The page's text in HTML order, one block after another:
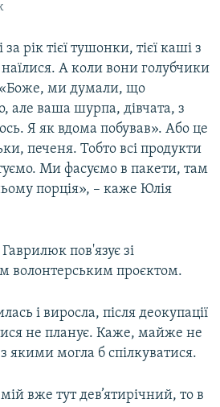
рік тієї тушонки, тієї каші з
А коли вони голубчики
ми думали, що
але ваша шурпа, дівчата, з
Я як вдома побував». Або це
печеня. Тобто всі продукти
Ми фасуємо в пакети, там
порція», – каже Юлія
пов'язує зі
волонтерським проєктом.
і виросла, після деокупації
не планує. Каже, майже не
якими могла б спілкуватися.
вже тут дев’ятирічний, то в